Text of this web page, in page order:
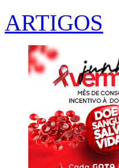
ARTIGOS